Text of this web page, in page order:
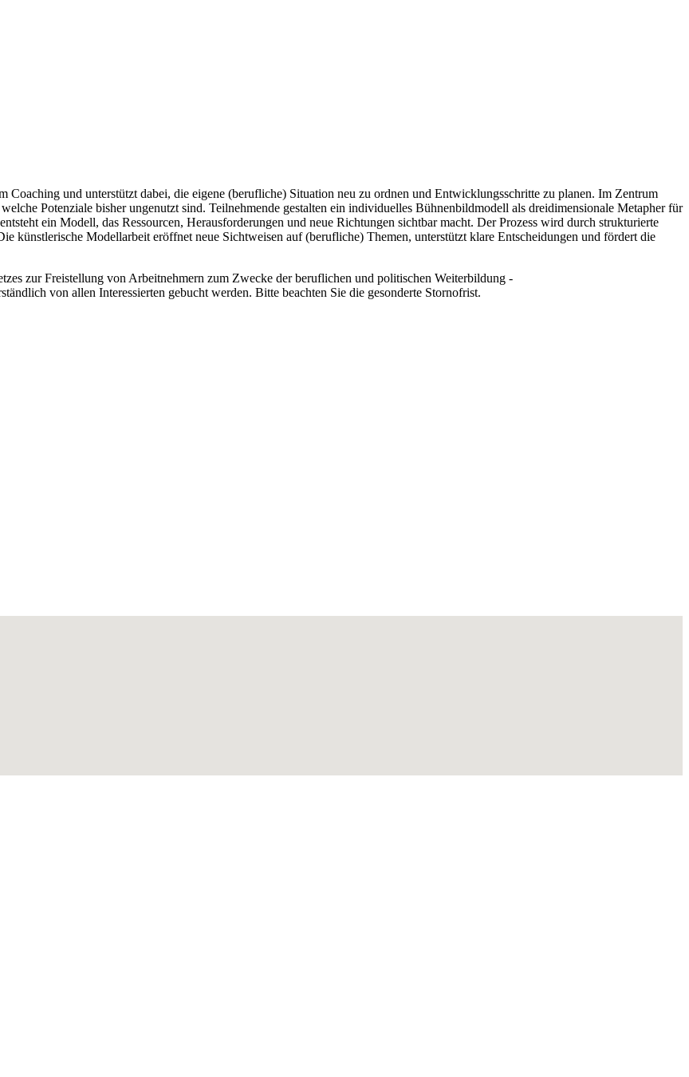
und unterstützt dabei, die eigene (berufliche) Situation neu zu ordnen und Entwicklungsschritte zu planen. Im Zentrum
Potenziale bisher ungenutzt sind. Teilnehmende gestalten ein individuelles Bühnenbildmodell als dreidimensionale Metapher für
ein Modell, das Ressourcen, Herausforderungen und neue Richtungen sichtbar macht. Der Prozess wird durch strukturierte
künstlerische Modellarbeit eröffnet neue Sichtweisen auf (berufliche) Themen, unterstützt klare Entscheidungen und fördert die
zur Freistellung von Arbeitnehmern zum Zwecke der beruflichen und politischen Weiterbildung -
von allen Interessierten gebucht werden. Bitte beachten Sie die gesonderte Stornofrist.